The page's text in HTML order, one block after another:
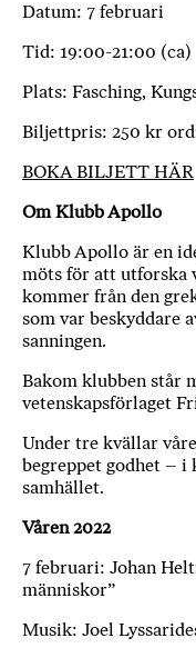
Datum: 7 februari
Tid: 19:00-21:00 (ca)
Plats: Fasching,
Biljettpris: 250 kr
BOKA BILJETT HÄR
Om Klubb Apollo
Klubb Apollo är en
möts för att utforska
kommer från den
som var beskyddare
sanningen.
Bakom klubben står
vetenskapsförlaget
Under tre kvällar
begreppet godhet – i
samhället.
Våren 2022
7 februari: Johan
människor”
Musik: Joel